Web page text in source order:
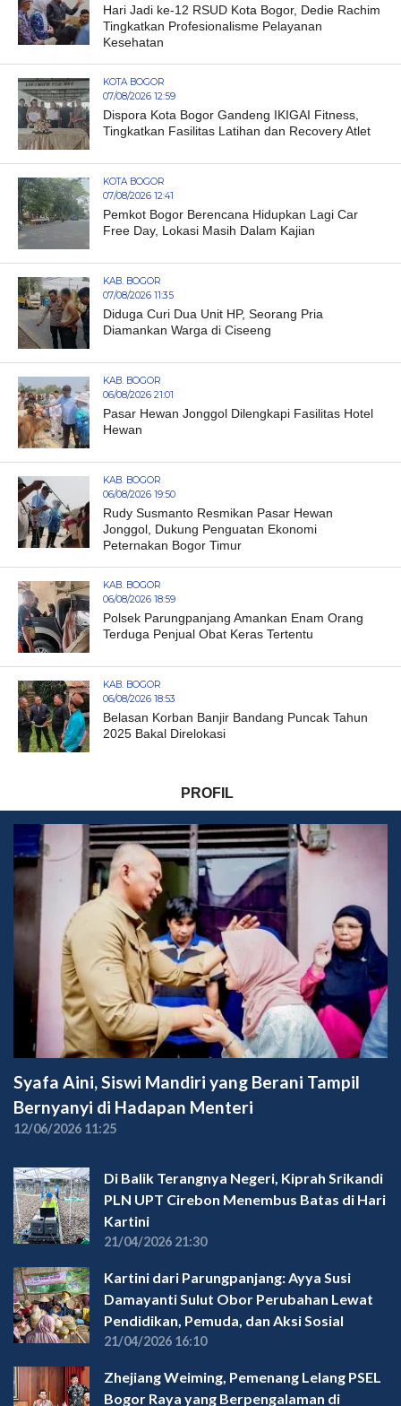
Hari Jadi ke-12 RSUD Kota Bogor, Dedie Rachim
Tingkatkan Profesionalisme Pelayanan
Kesehatan
KOTA BOGOR
07/08/2026 12:59
Dispora Kota Bogor Gandeng IKIGAI Fitness,
Tingkatkan Fasilitas Latihan dan Recovery Atlet
KOTA BOGOR
07/08/2026 12:41
Pemkot Bogor Berencana Hidupkan Lagi Car
Free Day, Lokasi Masih Dalam Kajian
KAB. BOGOR
07/08/2026 11:35
Diduga Curi Dua Unit HP, Seorang Pria
Diamankan Warga di Ciseeng
KAB. BOGOR
06/08/2026 21:01
Pasar Hewan Jonggol Dilengkapi Fasilitas Hotel
Hewan
KAB. BOGOR
06/08/2026 19:50
Rudy Susmanto Resmikan Pasar Hewan
Jonggol, Dukung Penguatan Ekonomi
Peternakan Bogor Timur
KAB. BOGOR
06/08/2026 18:59
Polsek Parungpanjang Amankan Enam Orang
Terduga Penjual Obat Keras Tertentu
KAB. BOGOR
06/08/2026 18:53
Belasan Korban Banjir Bandang Puncak Tahun
2025 Bakal Direlokasi
PROFIL
Syafa Aini, Siswi Mandiri yang Berani Tampil
Bernyanyi di Hadapan Menteri
12/06/2026 11:25
Di Balik Terangnya Negeri, Kiprah Srikandi
PLN UPT Cirebon Menembus Batas di Hari
Kartini
21/04/2026 21:30
Kartini dari Parungpanjang: Ayya Susi
Damayanti Sulut Obor Perubahan Lewat
Pendidikan, Pemuda, dan Aksi Sosial
21/04/2026 16:10
Zhejiang Weiming, Pemenang Lelang PSEL
Bogor Raya yang Berpengalaman di